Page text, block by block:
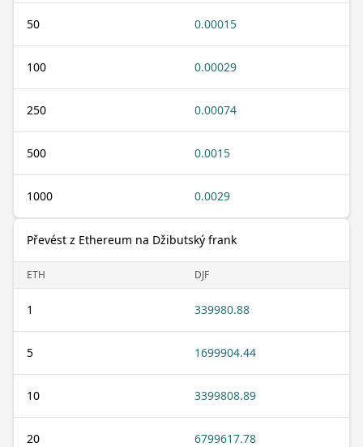
50 0.00015
100 0.00029
250 0.00074
500 0.0015
1000 0.0029
Převést z Ethereum na Džibutský frank
ETH DJF
1 339980.88
5 1699904.44
10 3399808.89
20 6799617.78